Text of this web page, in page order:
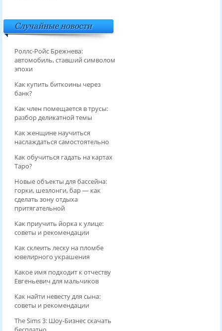
Случайные новости
Роллс-Ройс Брежнева:
автомобиль, ставший символом
эпохи
Как купить биткоины через
банк?
Как член помещается в трусы:
разбор деликатной темы
Как женщине научиться
наслаждаться самостоятельно
Как обучиться гадать на картах
Таро?
Новые объекты для бассейна:
горки, шезлонги, бар — как
сделать зону отдыха
притягательной
Как приучить йорка к улице:
советы и рекомендации
Как склеить леску на пломбе
ювелирного украшения
Какое имя подходит к отчеству
Евгеньевич для мальчиков
Как найти невесту для сына:
советы и рекомендации
The Sims 3: Шоу-Бизнес скачать